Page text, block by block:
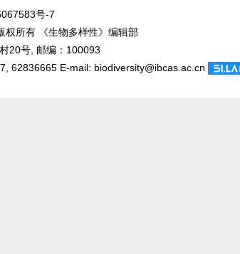
号-7
所有 《生物多样性》编辑部
20号, 邮编：100093
62836665 E-mail: biodiversity@ibcas.ac.cn